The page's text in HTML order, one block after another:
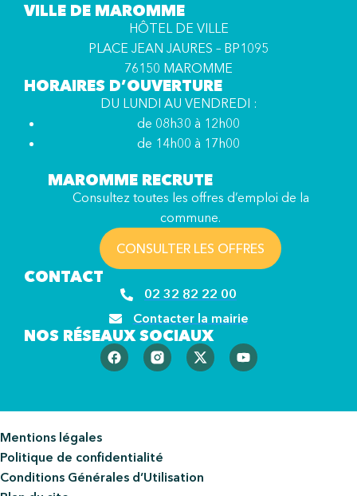
VILLE DE MAROMME
HÔTEL DE VILLE
PLACE JEAN JAURES – BP1095
76150 MAROMME
HORAIRES D’OUVERTURE
DU LUNDI AU VENDREDI :
de 08h30 à 12h00
de 14h00 à 17h00
MAROMME RECRUTE
Consultez toutes les offres d’emploi de la
commune.
CONSULTER LES OFFRES
CONTACT
02 32 82 22 00
Contacter la mairie
NOS RÉSEAUX SOCIAUX
Mentions légales
Politique de confidentialité
Conditions Générales d’Utilisation